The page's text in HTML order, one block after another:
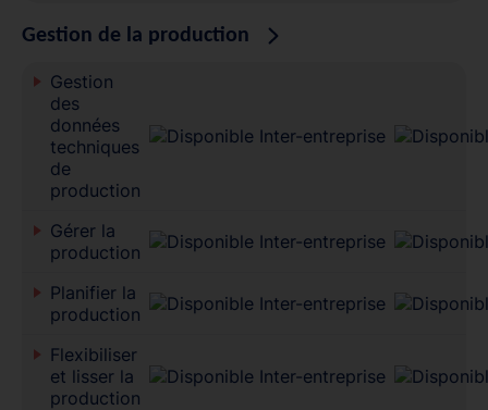
Gestion de la production
Gestion
des
données
techniques
de
production
Gérer la
production
Planifier la
production
Flexibiliser
et lisser la
production